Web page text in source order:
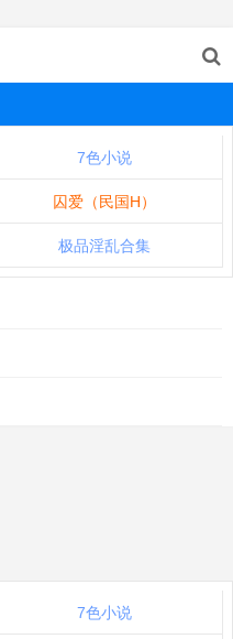
7色小说
囚爱（民国H）
极品淫乱合集
7色小说